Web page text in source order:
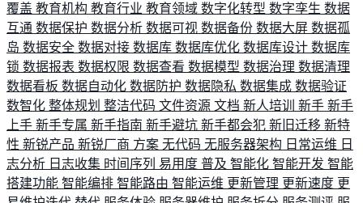
覆盖 教育机构 教育行业 教育领域 数字化转型 数字孪生 数据
互通 数据保护 数据分析 数据可视 数据备份 数据大屏 数据孤
岛 数据安全 数据对接 数据库 数据库优化 数据库设计 数据库
锁 数据报表 数据权限 数据查看 数据模型 数据治理 数据清理
数据看板 数据自动化 数据防护 数据隐私 数据集成 数据验证
数智化 整体规划 整洁代码 文件资源 文档 新人培训 新手 新手
上手 新手专属 新手指南 新手避坑 新手都会犯 新旧迁移 新特
性 新锐产品 新锐厂商 方案 无代码 无服务器架构 日常运维 日
志分析 日志收集 时间序列 易用度 普及 智能化 智能开发 智能
搭建功能 智能编排 智能路由 智能运维 更新管理 更新速度 更